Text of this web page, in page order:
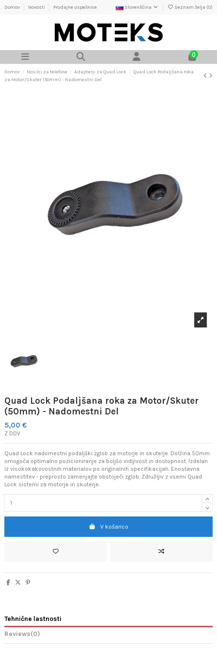
Domov Novosti Prodajne uspešnice Slovenščina Seznam želja (0)
0
Domov Nosilci za telefone Adapterji za Quad Lock
Quad Lock Podaljšana roka
za Motor/Skuter (50mm) - Nadomestni Del
Quad Lock Podaljšana roka za Motor/Skuter
(50mm) - Nadomestni Del
5,00 €
Z DDV
Quad Lock nadomestni podaljški zglob za motorje in skuterje. Dolžina 50mm
omogoča optimalno pozicioniranje za boljšo vidljivost in dostopnost. Izdelan
iz visokokakovostnih materialov po originalnih specifikacijah. Enostavna
namestitev - preprosto zamenjajte obstoječi zglob. Združljiv z vsemi Quad
Lock sistemi za motorje in skuterje.
V košarico
Tehnične lastnosti
Reviews(0)